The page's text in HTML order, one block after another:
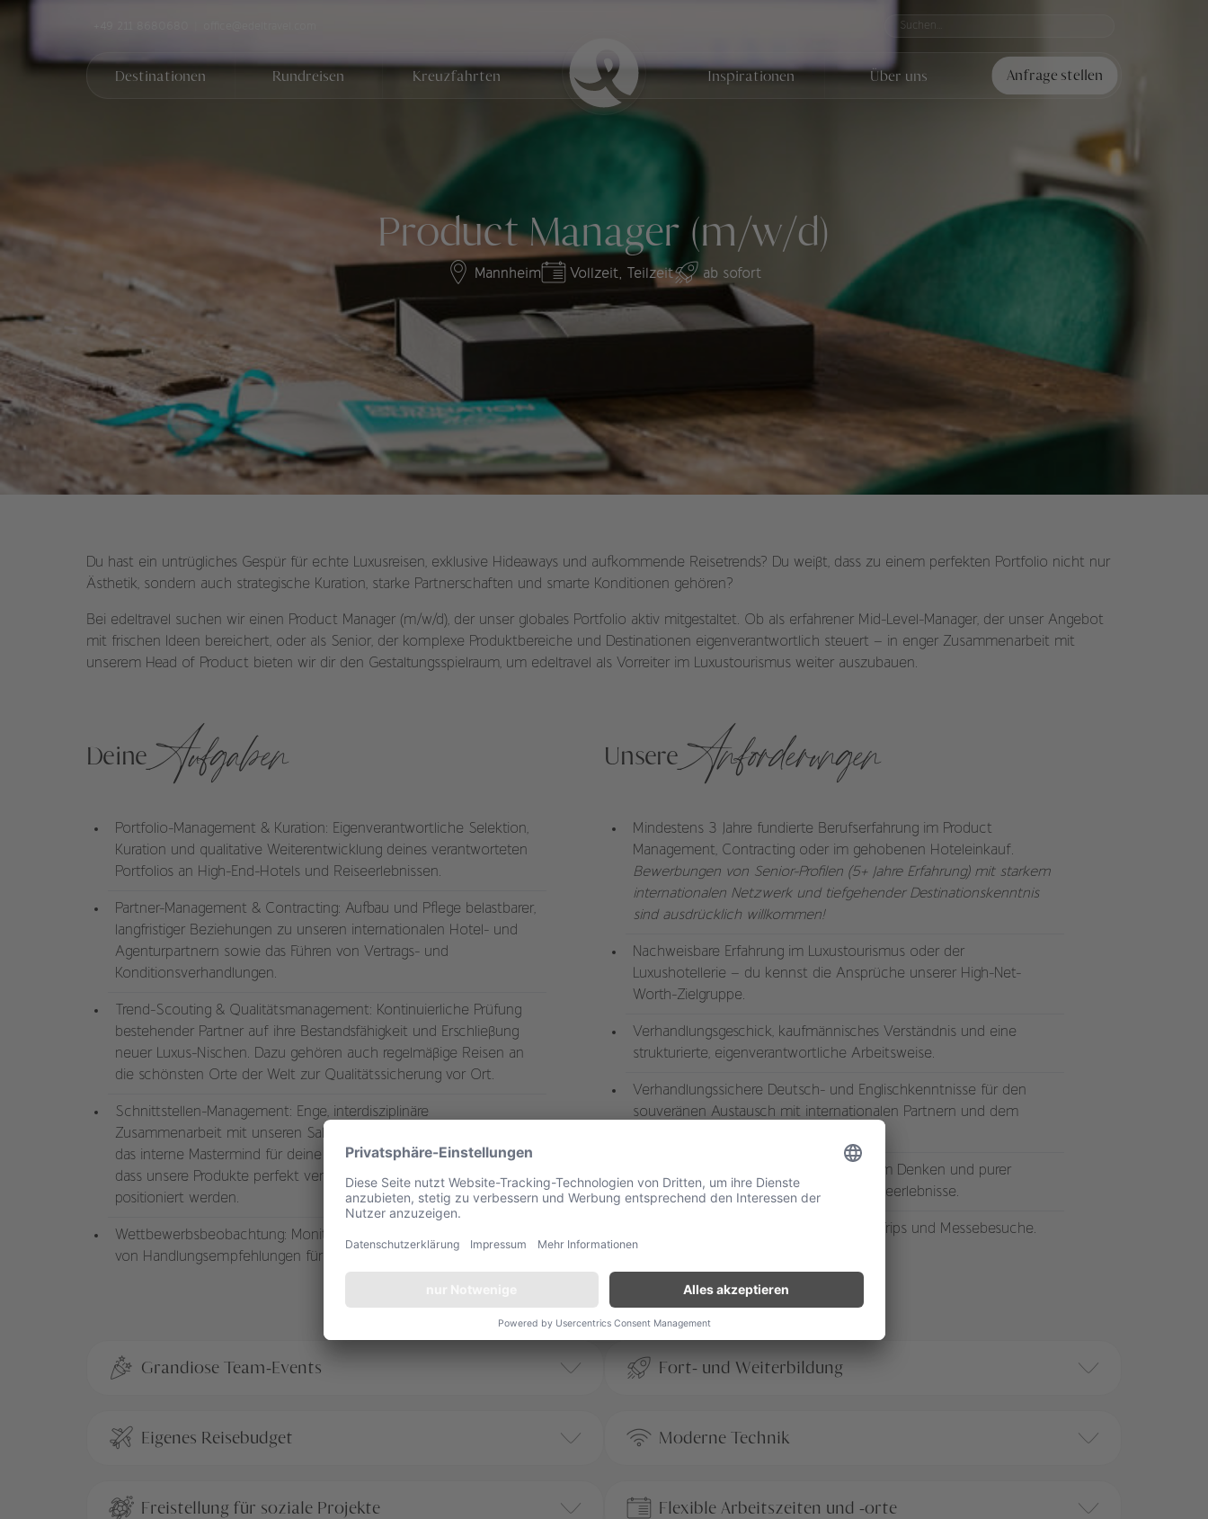
Destinationen Rundreisen Kreuzfahrten Inspirationen Über uns Anfrage stellen
Product Manager (m/w/d)
Mannheim Vollzeit, Teilzeit ab sofort
Du hast ein untrügliches Gespür für echte Luxusreisen, exklusive Hideaways und aufkommende Reisetrends? Du weißt, dass zu einem perfekten Portfolio nicht nur
Ästhetik, sondern auch strategische Kuration, starke Partnerschaften und smarte Konditionen gehören?
Bei edeltravel suchen wir einen Product Manager (m/w/d), der unser globales Portfolio aktiv mitgestaltet. Ob als erfahrener Mid-Level-Manager, der unser Angebot
mit frischen Ideen bereichert, oder als Senior, der komplexe Produktbereiche und Destinationen eigenverantwortlich steuert – in enger Zusammenarbeit mit
unserem Head of Product bieten wir dir den Gestaltungsspielraum, um edeltravel als Vorreiter im Luxustourismus weiter auszubauen.
Deine Aufgaben
Portfolio-Management & Kuration: Eigenverantwortliche Selektion,
Kuration und qualitative Weiterentwicklung deines verantworteten
Portfolios an High-End-Hotels und Reiseerlebnissen.
Partner-Management & Contracting: Aufbau und Pflege belastbarer,
langfristiger Beziehungen zu unseren internationalen Hotel- und
Agenturpartnern sowie das Führen von Vertrags- und
Konditionsverhandlungen.
Trend-Scouting & Qualitätsmanagement: Kontinuierliche Prüfung
bestehender Partner auf ihre Bestandsfähigkeit und Erschließung
neuer Luxus-Nischen. Dazu gehören auch regelmäßige Reisen an
die schönsten Orte der Welt zur Qualitätssicherung vor Ort.
Schnittstellen-Management: Enge, interdisziplinäre
Zusammenarbeit mit unseren Sales- und Marketing-Teams. Du bist
das interne Mastermind für deine Destinationen und stellst sicher,
dass unsere Produkte perfekt verstanden und am Markt optimal
positioniert werden.
Wettbewerbsbeobachtung: Monitoring des Marktes und Ableitung
von Handlungsempfehlungen für unser Produkt-Setup.
Unsere Anforderungen
Mindestens 3 Jahre fundierte Berufserfahrung im Product
Management, Contracting oder im gehobenen Hoteleinkauf.
Bewerbungen von Senior-Profilen (5+ Jahre Erfahrung) mit starkem
internationalen Netzwerk und tiefgehender Destinationskenntnis
sind ausdrücklich willkommen!
Nachweisbare Erfahrung im Luxustourismus oder der
Luxushotellerie – du kennst die Ansprüche unserer High-Net-
Worth-Zielgruppe.
Verhandlungsgeschick, kaufmännisches Verständnis und eine
strukturierte, eigenverantwortliche Arbeitsweise.
Verhandlungssichere Deutsch- und Englischkenntnisse für den
souveränen Austausch mit internationalen Partnern und dem
Eine gesunde Mischung aus analytischem Denken und purer
Leidenschaft für außergewöhnliche Reiseerlebnisse.
Reisebereitschaft für weltweite Inspec-Trips und Messebesuche.
Grandiose Team-Events
Eigenes Reisebudget
Freistellung für soziale Projekte
Fort- und Weiterbildung
Moderne Technik
Flexible Arbeitszeiten und -orte